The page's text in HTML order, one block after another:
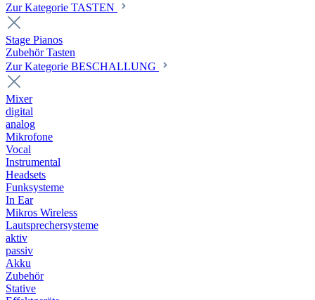
Zur Kategorie TASTEN
Stage Pianos
Zubehör Tasten
Zur Kategorie BESCHALLUNG
Mixer
digital
analog
Mikrofone
Vocal
Instrumental
Headsets
Funksysteme
In Ear
Mikros Wireless
Lautsprechersysteme
aktiv
passiv
Akku
Zubehör
Stative